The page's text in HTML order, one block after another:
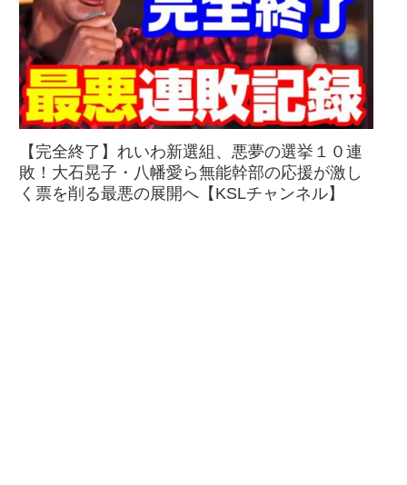
【完全終了】れいわ新選組、悪夢の選挙１０連
敗！大石晃子・八幡愛ら無能幹部の応援が激し
く票を削る最悪の展開へ【KSLチャンネル】